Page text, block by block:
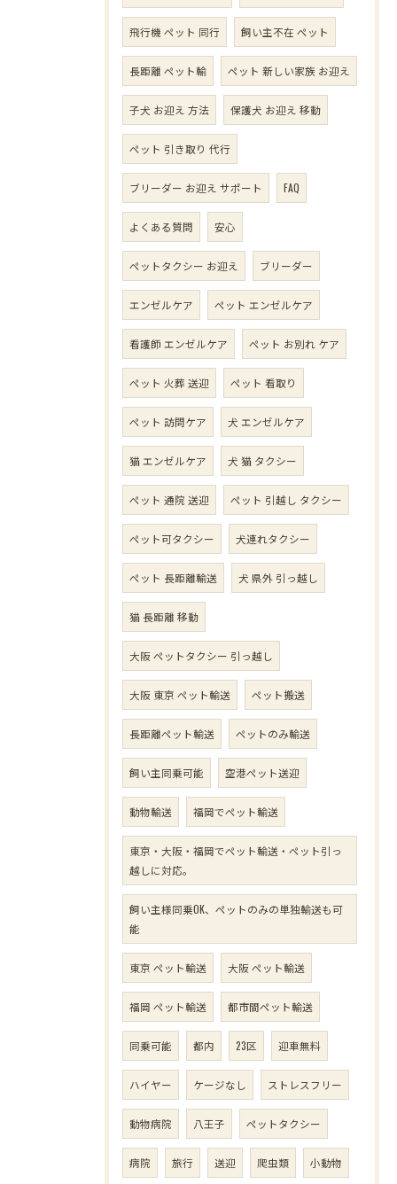
飛行機 ペット 同行 飼い主不在 ペット
長距離 ペット輸 ペット 新しい家族 お迎え
子犬 お迎え 方法 保護犬 お迎え 移動
ペット 引き取り 代行
ブリーダー お迎え サポート FAQ
よくある質問 安心
ペットタクシー お迎え ブリーダー
エンゼルケア ペット エンゼルケア
看護師 エンゼルケア ペット お別れ ケア
ペット 火葬 送迎 ペット 看取り
ペット 訪問ケア 犬 エンゼルケア
猫 エンゼルケア 犬 猫 タクシー
ペット 通院 送迎 ペット 引越し タクシー
ペット可タクシー 犬連れタクシー
ペット 長距離輸送 犬 県外 引っ越し
猫 長距離 移動
大阪 ペットタクシー 引っ越し
大阪 東京 ペット輸送 ペット搬送
長距離ペット輸送 ペットのみ輸送
飼い主同乗可能 空港ペット送迎
動物輸送 福岡でペット輸送
東京・大阪・福岡でペット輸送・ペット引っ
越しに対応。
飼い主様同乗OK、ペットのみの単独輸送も可
能
東京 ペット輸送 大阪 ペット輸送
福岡 ペット輸送 都市間ペット輸送
同乗可能 都内 23区 迎車無料
ハイヤー ケージなし ストレスフリー
動物病院 八王子 ペットタクシー
病院 旅行 送迎 爬虫類 小動物